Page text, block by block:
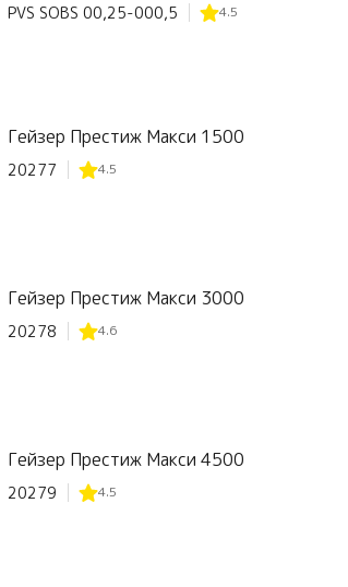
PVS SOBS 00,25-000,5 4.5
Гейзер Престиж Макси 1500
20277 4.5
Гейзер Престиж Макси 3000
20278 4.6
Гейзер Престиж Макси 4500
20279 4.5